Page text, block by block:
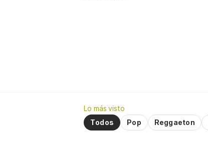
Lo más visto
Todos
Pop Reggaeton